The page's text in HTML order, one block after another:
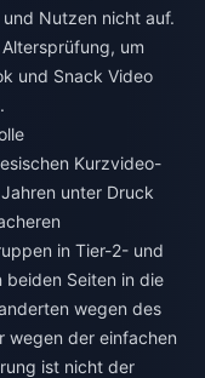
Nutzen nicht auf.
um
und Snack Video
Kurzvideo-
unter Druck
in Tier-2- und
Seiten in die
wegen des
wegen der einfachen
ist nicht der